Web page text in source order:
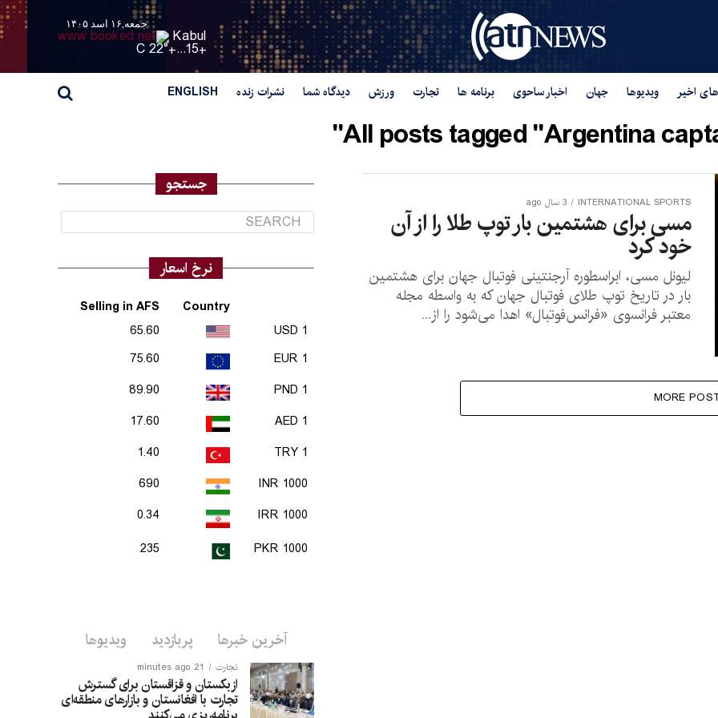
جمعه,۱۶ اسد ۱۴۰۵
Kabul
+
15...
+
22° C
اخیر ویدیوها جهان اخبار ساحوی برنامه ها تجارت ورزش دیدگاه شما نشرات زنده ENGLISH
All posts tagged "Argentina
INTERNATIONAL SPORTS 3 سال ago
مسی برای هشتمین بار توپ طلا را از آن
خود کرد
لیونل مسی، ابر‌اسطوره آرجنتینی فوتبال جهان برای هشتمین
بار در تاریخ توپ طلای فوتبال جهان که به واسطه مجله
معتبر فرانسوی «فرانس‌فوتبال» اهدا می‌شود را از...
MORE
جستجو
نرخ اسعار
Country
Selling in AFS
1 USD
65.60
1 EUR
75.60
1 PND
89.90
1 AED
17.60
1 TRY
1.40
1000 INR
690
1000 IRR
0.34
1000 PKR
235
آخرین خبرها پربازدید ویدیوها
تجارت 21 minutes ago
ازبکستان و قزاقستان برای گسترش
تجارت با افغانستان و بازارهای منطقه‌ای